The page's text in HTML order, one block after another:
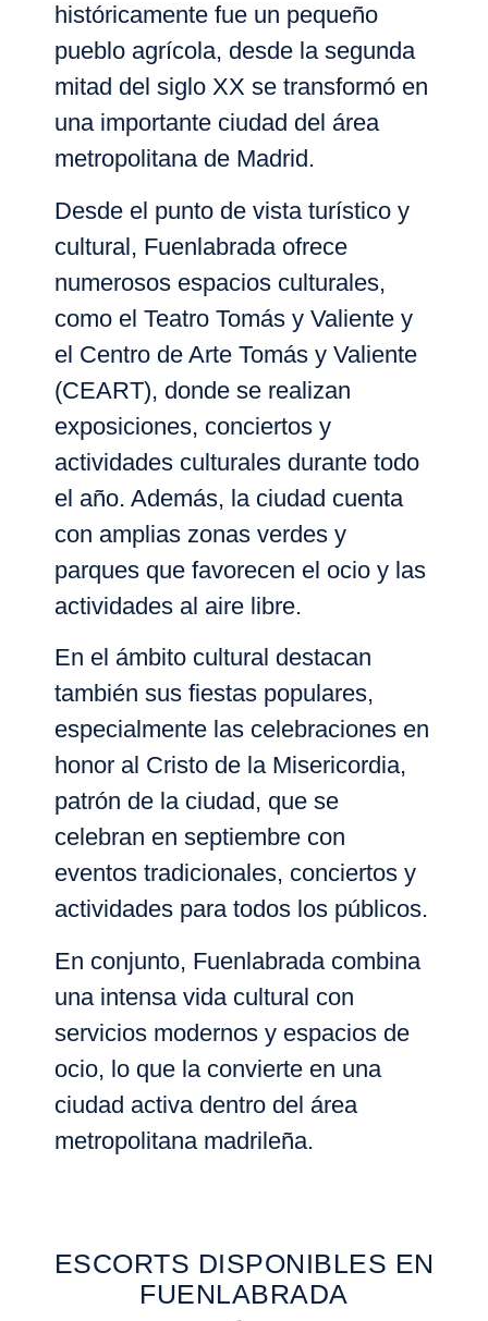
históricamente fue un pequeño
pueblo agrícola, desde la segunda
mitad del siglo XX se transformó en
una importante ciudad del área
metropolitana de Madrid.
Desde el punto de vista turístico y
cultural, Fuenlabrada ofrece
numerosos espacios culturales,
como el Teatro Tomás y Valiente y
el Centro de Arte Tomás y Valiente
(CEART), donde se realizan
exposiciones, conciertos y
actividades culturales durante todo
el año. Además, la ciudad cuenta
con amplias zonas verdes y
parques que favorecen el ocio y las
actividades al aire libre.
En el ámbito cultural destacan
también sus fiestas populares,
especialmente las celebraciones en
honor al Cristo de la Misericordia,
patrón de la ciudad, que se
celebran en septiembre con
eventos tradicionales, conciertos y
actividades para todos los públicos.
En conjunto, Fuenlabrada combina
una intensa vida cultural con
servicios modernos y espacios de
ocio, lo que la convierte en una
ciudad activa dentro del área
metropolitana madrileña.
ESCORTS DISPONIBLES EN
FUENLABRADA